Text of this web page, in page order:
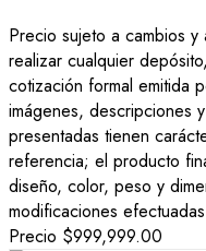
Precio sujeto a cambios
realizar cualquier
cotización formal emitida
imágenes, descripciones
presentadas tienen
referencia; el producto
diseño, color, peso y
modificaciones
Precio $999,999.00